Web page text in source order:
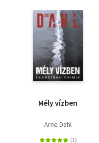
Mély vízben
Arne Dahl